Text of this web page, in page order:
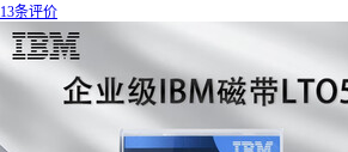
13条评价